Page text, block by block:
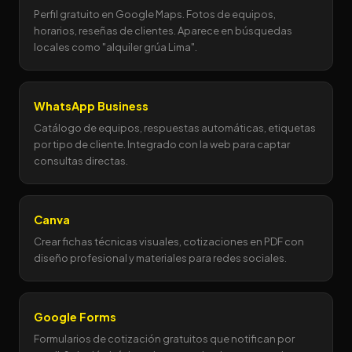
Perfil gratuito en Google Maps. Fotos de equipos,
horarios, reseñas de clientes. Aparece en búsquedas
locales como "alquiler grúa Lima".
WhatsApp Business
Catálogo de equipos, respuestas automáticas, etiquetas
por tipo de cliente. Integrado con la web para captar
consultas directas.
Canva
Crear fichas técnicas visuales, cotizaciones en PDF con
diseño profesional y materiales para redes sociales.
Google Forms
Formularios de cotización gratuitos que notifican por